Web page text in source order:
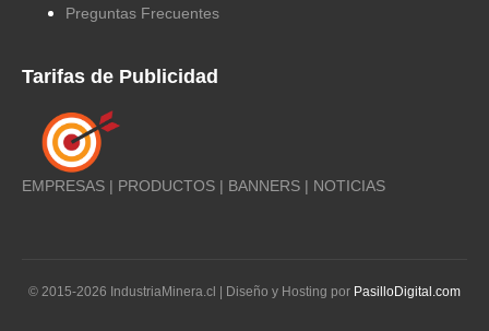
Preguntas Frecuentes
Tarifas de Publicidad
EMPRESAS | PRODUCTOS | BANNERS | NOTICIAS
© 2015-2026 IndustriaMinera.cl | Diseño y Hosting por PasilloDigital.com